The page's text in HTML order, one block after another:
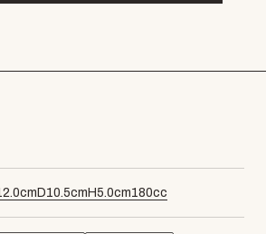
cm D10.5cm H5.0cm180cc